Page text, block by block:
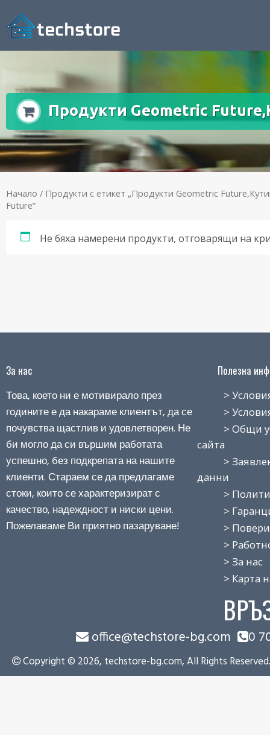
Продукти Geometric
Начало / Продукти с етикет „Продукти Geometric
Future“
Не бяха намерени продукти, отговарящи на
За нас
Това, което ни е мотивирало през
годините е да накараме клиентът, да се
почувства щастлив и удовлетворен. Не
би могло да си вършим работата
успешно, без подкрепата на нашите
клиенти. Стараем се да предлагаме
стоки, които се характеризират с
качество, надеждност и ниски цени.
Пожелаваме Ви приятно пазаруване!
Полезна
> Условия
> Условия
> Общи
сайта
>
данни
>
>
>
> Работно
> За нас
> Карта на
office@techstore-bg.com 0
Copyright © 2026, techstore-bg.com, All Rights Reserved.